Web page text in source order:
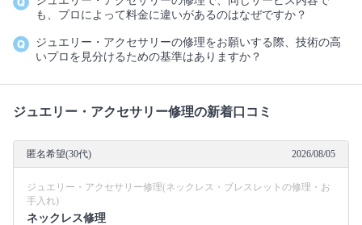
も、プロによって料金に違いがあるのはなぜですか？
ジュエリー・アクセサリーの修理をお願いする際、技術の高
いプロを見分けるための基準はありますか？
ジュエリー・アクセサリー修理の新着口コミ
匿名希望(30代) 2026/08/05
ジュエリー・アクセサリー修理(ネックレス・ブレスレットの修理・お
手入れ)
ネックレス修理